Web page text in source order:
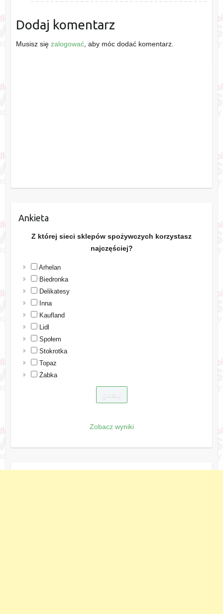
Dodaj komentarz
Musisz się zalogować, aby móc dodać komentarz.
Ankieta
Z której sieci sklepów spożywczych korzystasz
najczęściej?
Arhelan
Biedronka
Delikatesy
Inna
Kaufland
Lidl
Społem
Stokrotka
Topaz
Żabka
Zobacz wyniki